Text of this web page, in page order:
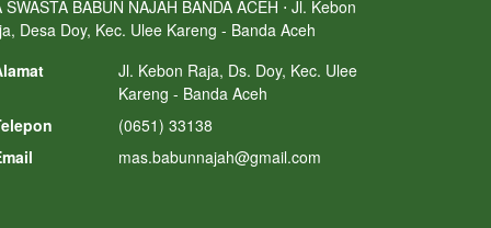
SWASTA BABUN NAJAH BANDA ACEH ⋅ Jl. Kebon
Desa Doy, Kec. Ulee Kareng - Banda Aceh
Jl. Kebon Raja, Ds. Doy, Kec. Ulee
Kareng - Banda Aceh
(0651) 33138
mas.babunnajah@gmail.com